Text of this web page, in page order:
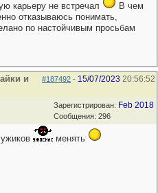
карьеру не встречал
В чем
отказываюсь понимать,
по настойчивым просьбам
#187492 - 15/07/2023 20:56:52
и
Зарегистрирован: Feb 2018
Сообщения: 296
менять